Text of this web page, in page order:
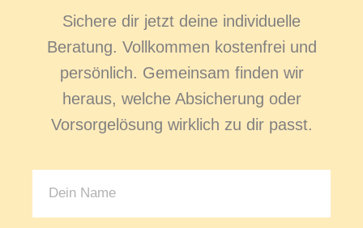
Sichere dir jetzt deine individuelle
Beratung. Vollkommen kostenfrei und
persönlich. Gemeinsam finden wir
heraus, welche Absicherung oder
Vorsorgelösung wirklich zu dir passt.